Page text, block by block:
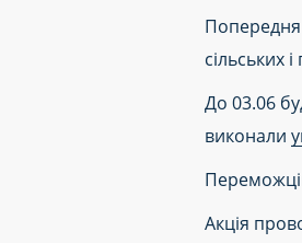
Попередня
сільських
До 03.06
виконали
Акція